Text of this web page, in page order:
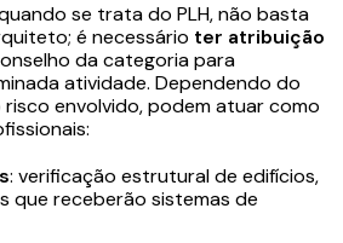
se trata do PLH, não basta
é necessário ter atribuição
da categoria para
atividade. Dependendo do
envolvido, podem atuar como
: verificação estrutural de edifícios,
que receberão sistemas de